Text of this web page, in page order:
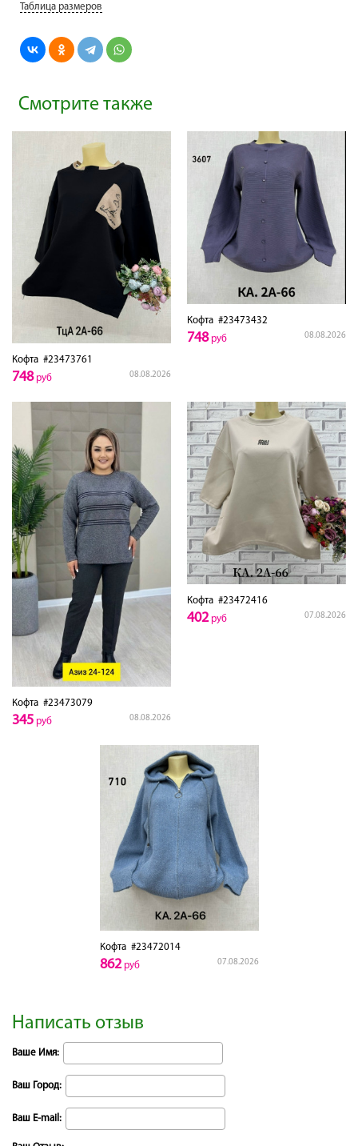
Таблица размеров
Смотрите также
Кофта #23473761
08.08.2026
748руб
Кофта #23473432
08.08.2026
748руб
Кофта #23473079
08.08.2026
345 руб
Кофта #23472416
07.08.2026
402руб
Кофта#23472014
07.08.2026
862руб
Написать отзыв
Ваше Имя:
Ваш Город:
Ваш E-mail: